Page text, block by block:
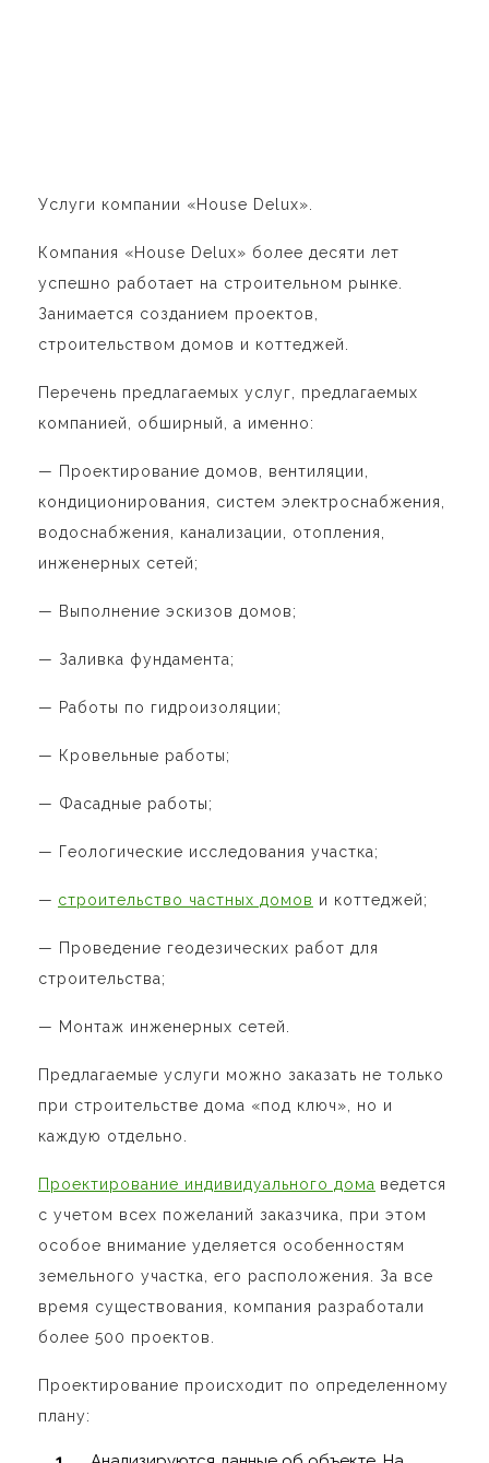
Услуги компании «House Delux».
Компания «House Delux» более десяти лет
успешно работает на строительном рынке.
Занимается созданием проектов,
строительством домов и коттеджей.
Перечень предлагаемых услуг, предлагаемых
компанией, обширный, а именно:
— Проектирование домов, вентиляции,
кондиционирования, систем электроснабжения,
водоснабжения, канализации, отопления,
инженерных сетей;
— Выполнение эскизов домов;
— Заливка фундамента;
— Работы по гидроизоляции;
— Кровельные работы;
— Фасадные работы;
— Геологические исследования участка;
— строительство частных домов и коттеджей;
— Проведение геодезических работ для
строительства;
— Монтаж инженерных сетей.
Предлагаемые услуги можно заказать не только
при строительстве дома «под ключ», но и
каждую отдельно.
Проектирование индивидуального дома ведется
с учетом всех пожеланий заказчика, при этом
особое внимание уделяется особенностям
земельного участка, его расположения. За все
время существования, компания разработали
более 500 проектов.
Проектирование происходит по определенному
плану: